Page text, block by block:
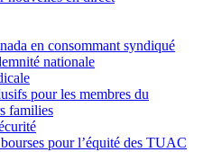
en consommant syndiqué
nationale
pour les membres du
families
pour l’équité des TUAC